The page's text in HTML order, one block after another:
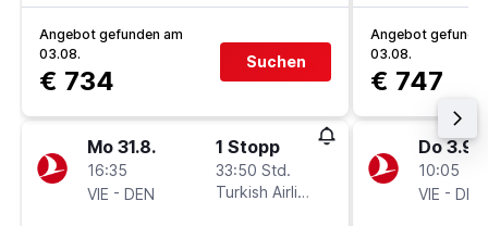
Angebot gefunden am
03.08.
€ 734
Suchen
Mo 31.8.
16:35
VIE - DEN
1 Stopp
33:50 Std.
Turkish Airlines
Angebot
03.08.
€ 747
Do 3.9.
10:05
VIE - DEN